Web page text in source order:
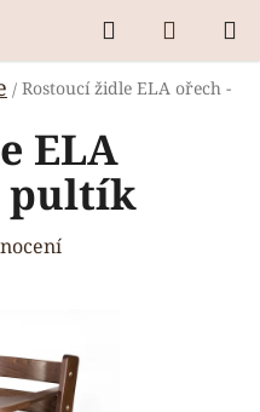
Hledat
KOŠÍK
/ Rostoucí židle ELA ořech -
ELA
pultík